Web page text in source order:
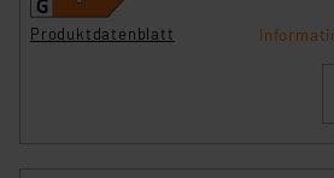
Produktdatenblatt